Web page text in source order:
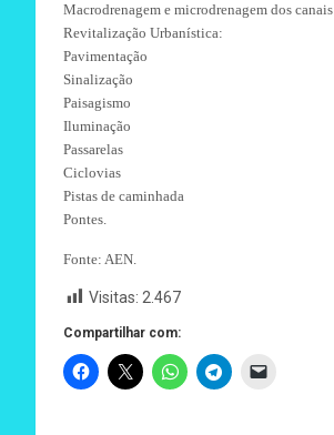
Macrodrenagem e microdrenagem dos canais
Revitalização Urbanística:
Pavimentação
Sinalização
Paisagismo
Iluminação
Passarelas
Ciclovias
Pistas de caminhada
Pontes.
Fonte: AEN.
Visitas: 2.467
Compartilhar com: